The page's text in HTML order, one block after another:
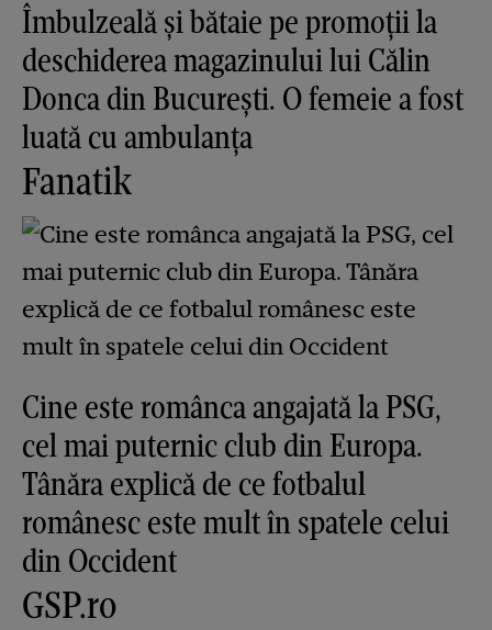
Îmbulzeală și bătaie pe promoții la
deschiderea magazinului lui Călin
Donca din București. O femeie a fost
luată cu ambulanța
Fanatik
Cine este românca angajată la PSG,
cel mai puternic club din Europa.
Tânăra explică de ce fotbalul
românesc este mult în spatele celui
din Occident
GSP.ro